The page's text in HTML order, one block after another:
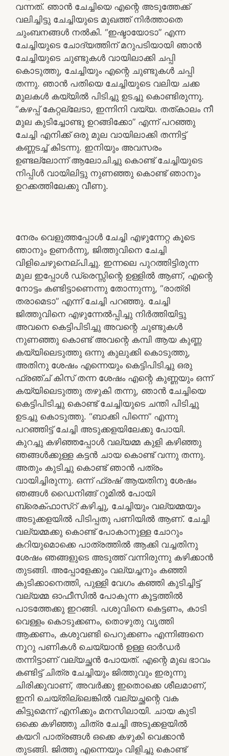
വന്നത്. ഞാൻ ചേച്ചിയെ എന്റെ അടുത്തേക്ക്
വലിച്ചിട്ടു ചേച്ചിയുടെ മുഖത്ത് നിർത്താതെ
ചുംബനങ്ങൾ നൽകി. “ഇഷ്ടായോടാ” എന്ന
ചേച്ചിയുടെ ചോദ്യത്തിന് മറുപടിയായി ഞാൻ
ചേച്ചിയുടെ ചുണ്ടുകൾ വായിലാക്കി ചപ്പി
കൊടുത്തു, ചേച്ചിയും എന്റെ ചുണ്ടുകൾ ചപ്പി
തന്നു. ഞാൻ പതിയെ ചേച്ചിയുടെ വലിയ ചക്ക
മുലകൾ കയ്യിൽ പിടിച്ചു ഉടച്ചു കൊണ്ടിരുന്നു.
“കഴപ്പ് കേറ്റല്ലേടാ, ഇന്നിനി വയ്യ. തത്കാലം നീ
മുല കുടിച്ചോണ്ടു ഉറങ്ങിക്കോ” എന്ന് പറഞ്ഞു
ചേച്ചി എനിക്ക് ഒരു മുല വായിലാക്കി തന്നിട്ട്
കണ്ണടച്ച് കിടന്നു. ഇനിയും അവസരം
ഉണ്ടല്ലോന്ന് ആലോചിച്ചു കൊണ്ട് ചേച്ചിയുടെ
നിപ്പിൾ വായിലിട്ടു നുണഞ്ഞു കൊണ്ട് ഞാനും
ഉറക്കത്തിലേക്കു വീണു.
നേരം വെളുത്തപ്പോൾ ചേച്ചി എഴുന്നേറ്റ കൂടെ
ഞാനും ഉണർന്നു, ജിത്തുവിനെ ചേച്ചി
വിളിചെഴുനെല്പിച്ചു. ഇന്നലെ പുറത്തിട്ടിരുന്ന
മുല ഇപ്പോൾ ഡ്രെസ്സിന്റെ ഉള്ളിൽ ആണ്, എന്റെ
നോട്ടം കണ്ടിട്ടാണെന്നു തോന്നുന്നു, “രാത്രി
തരാമെടാ” എന്ന് ചേച്ചി പറഞ്ഞു. ചേച്ചി
ജിത്തുവിനെ എഴുന്നേൽപ്പിച്ചു നിർത്തിയിട്ടു
അവനെ കെട്ടിപിടിച്ചു അവന്റെ ചുണ്ടുകൾ
നുണഞ്ഞു കൊണ്ട് അവന്റെ കമ്പി ആയ കുണ്ണ
കയ്യിലെടുത്തു ഒന്നു കുലുക്കി കൊടുത്തു,
അതിനു ശേഷം എന്നെയും കെട്ടിപിടിച്ചു ഒരു
ഫ്രഞ്ച് കിസ് തന്ന ശേഷം എന്റെ കുണ്ണയും ഒന്ന്
കയ്യിലെടുത്തു തഴുകി തന്നു, ഞാൻ ചേച്ചിയെ
കെട്ടിപിടിച്ചു കൊണ്ട് ചേച്ചിയുടെ ചന്തി പിടിച്ചു
ഉടച്ചു കൊടുത്തു. “ബാക്കി പിന്നെ” എന്നു
പറഞ്ഞിട്ട് ചേച്ചി അടുക്കളയിലേക്കു പോയി.
കുറച്ചു കഴിഞ്ഞപ്പോൾ വല്യമ്മ കുളി കഴിഞ്ഞു
ഞങ്ങൾക്കുള്ള കട്ടൻ ചായ കൊണ്ട് വന്നു തന്നു.
അതും കുടിച്ചു കൊണ്ട് ഞാൻ പത്രം
വായിച്ചിരുന്നു. ഒന്ന് ഫ്രഷ് ആയതിനു ശേഷം
ഞങ്ങൾ ഡൈനിങ്ങ് റൂമിൽ പോയി
ബ്രെക്ഫാസ്റ് കഴിച്ചു, ചേച്ചിയും വല്യമ്മയും
അടുക്കളയിൽ പിടിപ്പതു പണിയിൽ ആണ്. ചേച്ചി
വല്യമ്മക്കു കൊണ്ട് പോകാനുള്ള ചോറും
കറിയുമൊക്കെ പാത്രത്തിൽ ആക്കി വച്ചതിനു
ശേഷം ഞങ്ങളുടെ അടുത്ത് വന്നിരുന്നു കഴിക്കാൻ
തുടങ്ങി. അപ്പോളേക്കും വല്യച്ചനും കഞ്ഞി
കുടിക്കാനെത്തി, പുള്ളി വേഗം കഞ്ഞി കുടിച്ചിട്ട്
വല്യമ്മ ഓഫീസിൽ പോകുന്ന കൂട്ടത്തിൽ
പാടത്തേക്കു ഇറങ്ങി. പശുവിനെ കെട്ടണം, കാടി
വെള്ളം കൊടുക്കണം, തൊഴുതു വൃത്തി
ആക്കണം, കശുവണ്ടി പെറുക്കണം എന്നിങ്ങനെ
നൂറു പണികൾ ചെയ്യാൻ ഉള്ള ഓർഡർ
തന്നിട്ടാണ് വല്യച്ഛൻ പോയത്. എന്റെ മുഖ ഭാവം
കണ്ടിട്ട് ചിത്ര ചേച്ചിയും ജിത്തുവും ഇരുന്നു
ചിരിക്കുവാണ്‌, അവർക്കു ഇതൊക്കെ ശീലമാണ്,
ഇനി ചെയ്തില്ലെങ്കിൽ വല്യച്ഛന്റെ വക
കിട്ടുമെന്ന് എനിക്കും മനസിലായി. ചായ കുടി
ഒക്കെ കഴിഞ്ഞു ചിത്ര ചേച്ചി അടുക്കളയിൽ
കയറി പാത്രങ്ങൾ ഒക്കെ കഴുകി വെക്കാൻ
തുടങ്ങി. ജിത്തു എന്നെയും വിളിച്ചു കൊണ്ട്